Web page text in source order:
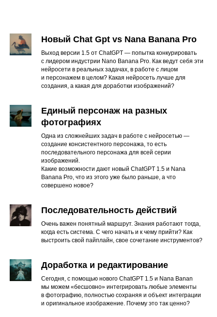
Новый Chat Gpt vs Nana Banana Pro
Выход версии 1.5 от ChatGPT — попытка конкурировать
с лидером индустрии Nano Banana Pro. Как ведут себя эти
нейросети в реальных задачах, в работе с лицом
и персонажем в целом? Какая нейросеть лучше для
создания, а какая для доработки изображений?
Единый персонаж на разных
фотографиях
Одна из сложнейших задач в работе с нейросетью —
создание консистентного персонажа, то есть
последовательного персонажа для всей серии
изображений.
Какие возможности дают новый ChatGPT 1.5 и Nana
Banana Pro, что из этого уже было раньше, а что
совершено новое?
Последовательность действий
Очень важен понятный маршрут. Знания работают тогда,
когда есть система. С чего начать и к чему прийти? Как
выстроить свой пайплайн, свое сочетание инструментов?
Доработка и редактирование
Сегодня, с помощью нового ChatGPT 1.5 и Nana Banan
мы можем «бесшовно» интегрировать любые элементы
в фотографию, полностью сохраняя и объект интеграции
и оригинальное изображение. Почему это так ценно?